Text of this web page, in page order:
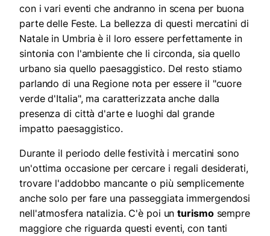
con i vari eventi che andranno in scena per buona
parte delle Feste. La bellezza di questi mercatini di
Natale in Umbria è il loro essere perfettamente in
sintonia con l'ambiente che li circonda, sia quello
urbano sia quello paesaggistico. Del resto stiamo
parlando di una Regione nota per essere il "cuore
verde d'Italia", ma caratterizzata anche dalla
presenza di città d'arte e luoghi dal grande
impatto paesaggistico.
Durante il periodo delle festività i mercatini sono
un'ottima occasione per cercare i regali desiderati,
trovare l'addobbo mancante o più semplicemente
anche solo per fare una passeggiata immergendosi
nell'atmosfera natalizia. C'è poi unturismosempre
maggiore che riguarda questi eventi, con tanti